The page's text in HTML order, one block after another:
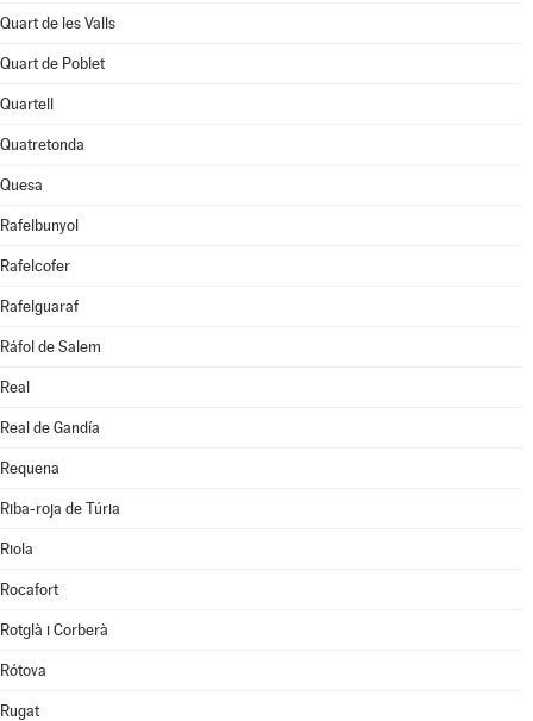
Quart de les Valls
Quart de Poblet
Quartell
Quatretonda
Quesa
Rafelbunyol
Rafelcofer
Rafelguaraf
Ráfol de Salem
Real
Real de Gandía
Requena
Riba-roja de Túria
Riola
Rocafort
Rotglà i Corberà
Rótova
Rugat